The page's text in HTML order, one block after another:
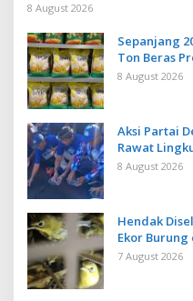
Baku Baru
8 August 2026
Sepanjang
Ton Beras
Moderen
8 August 2026
Aksi Partai
Rawat
Tukik
8 August 2026
Hendak
Ekor
Bali
7 August 2026